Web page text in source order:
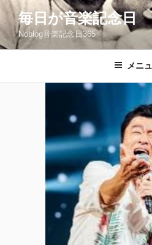
コ
テ
ン
毎日が音楽記念日
Noblog音楽記念日365
メニ